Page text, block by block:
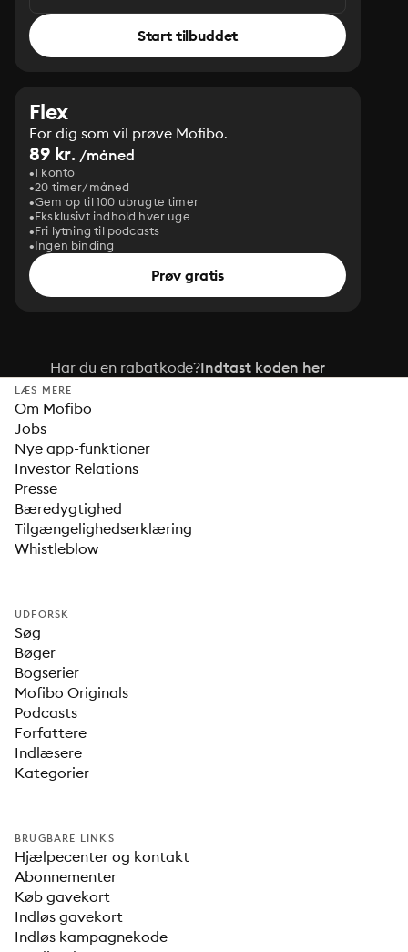
Start tilbuddet
Flex
For dig som vil prøve Mofibo.
89 kr. /måned
1 konto
20 timer/måned
Gem op til 100 ubrugte timer
Eksklusivt indhold hver uge
Fri lytning til podcasts
Ingen binding
Prøv gratis
Har du en rabatkode?Indtast koden her
LÆS MERE
Om Mofibo
Jobs
Nye app-funktioner
Investor Relations
Presse
Bæredygtighed
Tilgængelighedserklæring
Whistleblow
UDFORSK
Søg
Bøger
Bogserier
Mofibo Originals
Podcasts
Forfattere
Indlæsere
Kategorier
BRUGBARE LINKS
Hjælpecenter og kontakt
Abonnementer
Køb gavekort
Indløs gavekort
Indløs kampagnekode